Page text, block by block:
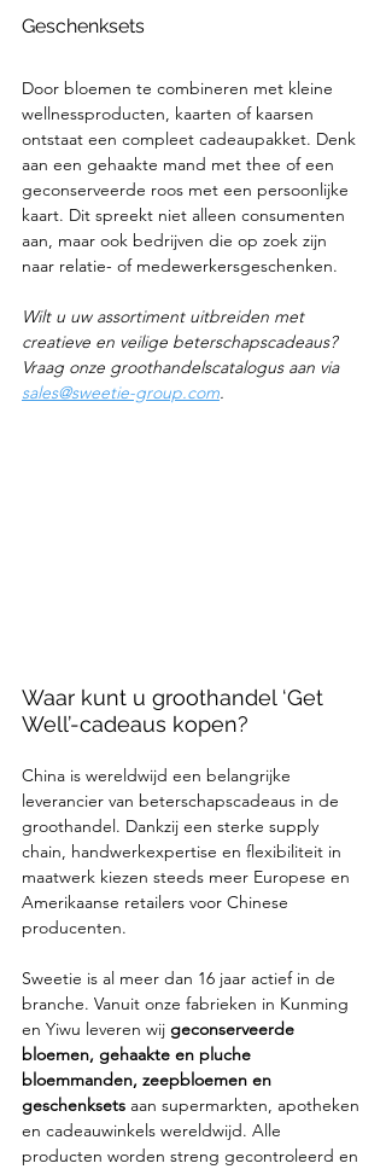
Geschenksets
Door bloemen te combineren met kleine
wellnessproducten, kaarten of kaarsen
ontstaat een compleet cadeaupakket. Denk
aan een gehaakte mand met thee of een
geconserveerde roos met een persoonlijke
kaart. Dit spreekt niet alleen consumenten
aan, maar ook bedrijven die op zoek zijn
naar relatie- of medewerkersgeschenken.
Wilt u uw assortiment uitbreiden met
creatieve en veilige beterschapscadeaus?
Vraag onze groothandelscatalogus aan via
sales@sweetie-group.com.
Waar kunt u groothandel ‘Get
Well’-cadeaus kopen?
China is wereldwijd een belangrijke
leverancier van beterschapscadeaus in de
groothandel. Dankzij een sterke supply
chain, handwerkexpertise en flexibiliteit in
maatwerk kiezen steeds meer Europese en
Amerikaanse retailers voor Chinese
producenten.
Sweetie is al meer dan 16 jaar actief in de
branche. Vanuit onze fabrieken in Kunming
en Yiwu leveren wij geconserveerde
bloemen, gehaakte en pluche
bloemmanden, zeepbloemen en
geschenksets aan supermarkten, apotheken
en cadeauwinkels wereldwijd. Alle
producten worden streng gecontroleerd en